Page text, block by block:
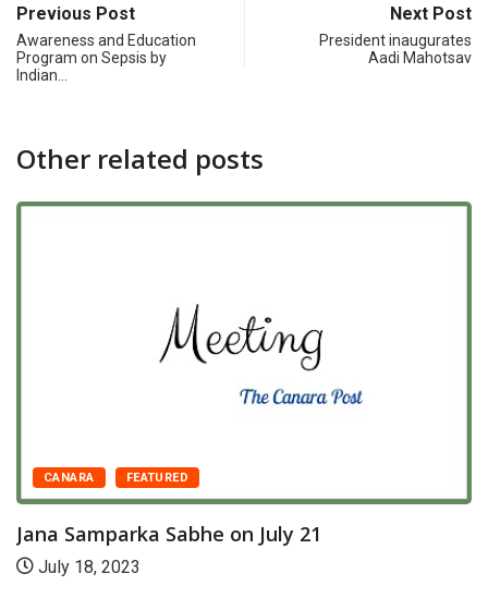
Previous Post
Awareness and Education
Program on Sepsis by
Indian…
Next Post
President inaugurates
Aadi Mahotsav
Other related posts
CANARA FEATURED
Jana Samparka Sabhe on July 21
July 18, 2023